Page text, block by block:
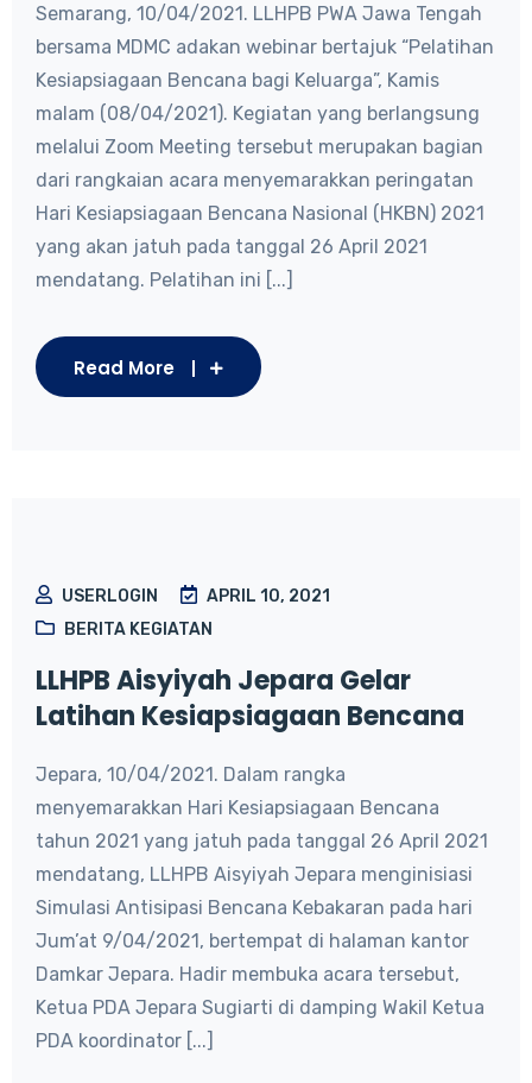
Semarang, 10/04/2021. LLHPB PWA Jawa Tengah
bersama MDMC adakan webinar bertajuk “Pelatihan
Kesiapsiagaan Bencana bagi Keluarga”, Kamis
malam (08/04/2021). Kegiatan yang berlangsung
melalui Zoom Meeting tersebut merupakan bagian
dari rangkaian acara menyemarakkan peringatan
Hari Kesiapsiagaan Bencana Nasional (HKBN) 2021
yang akan jatuh pada tanggal 26 April 2021
mendatang. Pelatihan ini [...]
Read More
USERLOGIN
APRIL 10, 2021
BERITA KEGIATAN
LLHPB Aisyiyah Jepara Gelar
Latihan Kesiapsiagaan Bencana
Jepara, 10/04/2021. Dalam rangka
menyemarakkan Hari Kesiapsiagaan Bencana
tahun 2021 yang jatuh pada tanggal 26 April 2021
mendatang, LLHPB Aisyiyah Jepara menginisiasi
Simulasi Antisipasi Bencana Kebakaran pada hari
Jum’at 9/04/2021, bertempat di halaman kantor
Damkar Jepara. Hadir membuka acara tersebut,
Ketua PDA Jepara Sugiarti di damping Wakil Ketua
PDA koordinator [...]